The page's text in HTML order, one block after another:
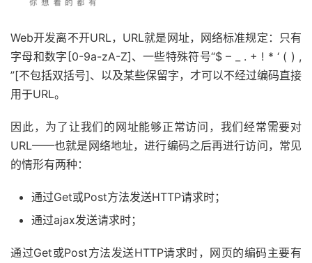
Web开发离不开URL，URL就是网址，网络标准规定：只有
字母和数字[0-9a-zA-Z]、一些特殊符号“$ – _ . + ! * ‘ ( ) ,
”[不包括双括号]、以及某些保留字，才可以不经过编码直接
用于URL。
因此，为了让我们的网址能够正常访问，我们经常需要对
URL——也就是网络地址，进行编码之后再进行访问，常见
的情形有两种：
通过Get或Post方法发送HTTP请求时；
通过ajax发送请求时；
通过Get或Post方法发送HTTP请求时，网页的编码主要有